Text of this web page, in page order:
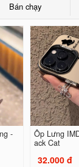
Bán chạy
-
Ốp Lưng
ack Cat
32.000 đ